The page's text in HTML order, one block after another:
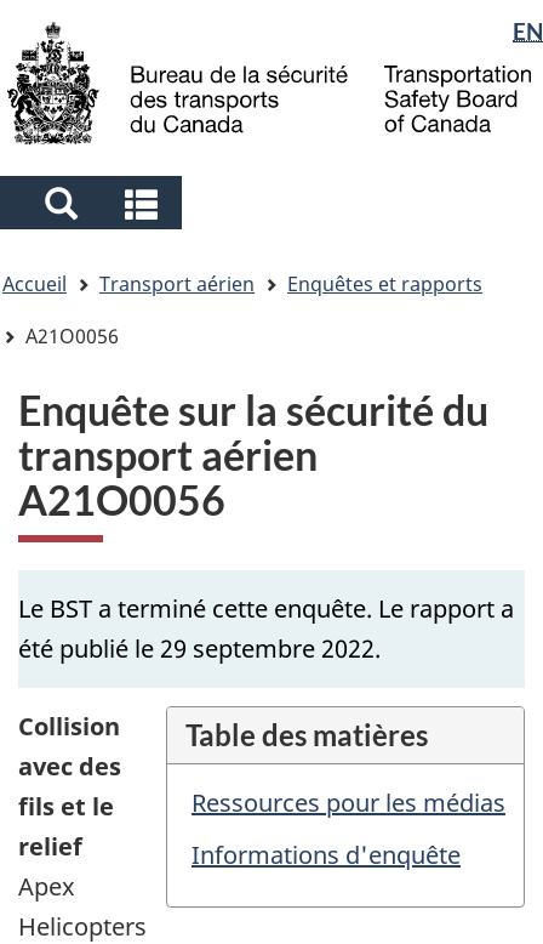
to
main
to
"About
government"
à
la
Sélection
de
la
langue
EN
Search
and
menus
and
menus
êtes
ici
Accueil Transport aérien
Enquêtes et rapports
A21O0056
Enquête sur la sécurité du
transport aérien
A21O0056
Le BST a terminé cette enquête. Le rapport a
été publié le 29 septembre 2022.
Table des matières
Ressources pour les médias
Informations d'enquête
Collision
avec des
fils et le
relief
Apex
Helicopters